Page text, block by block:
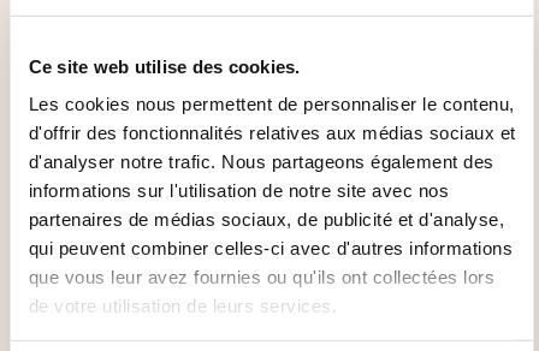
Ce site web utilise des cookies.
Les cookies nous permettent de personnaliser le contenu,
d'offrir des fonctionnalités relatives aux médias sociaux et
d'analyser notre trafic. Nous partageons également des
informations sur l'utilisation de notre site avec nos
partenaires de médias sociaux, de publicité et d'analyse,
qui peuvent combiner celles-ci avec d'autres informations
que vous leur avez fournies ou qu'ils ont collectées lors
de votre utilisation de leurs services.
Comment contacter
l’organisme de formation
?
Myriam Schmitt
myriam.schmitt@widong.lu
+352 26 54 00 5741
En savoir plus sur l’organisme de
formation: Centre de Formation